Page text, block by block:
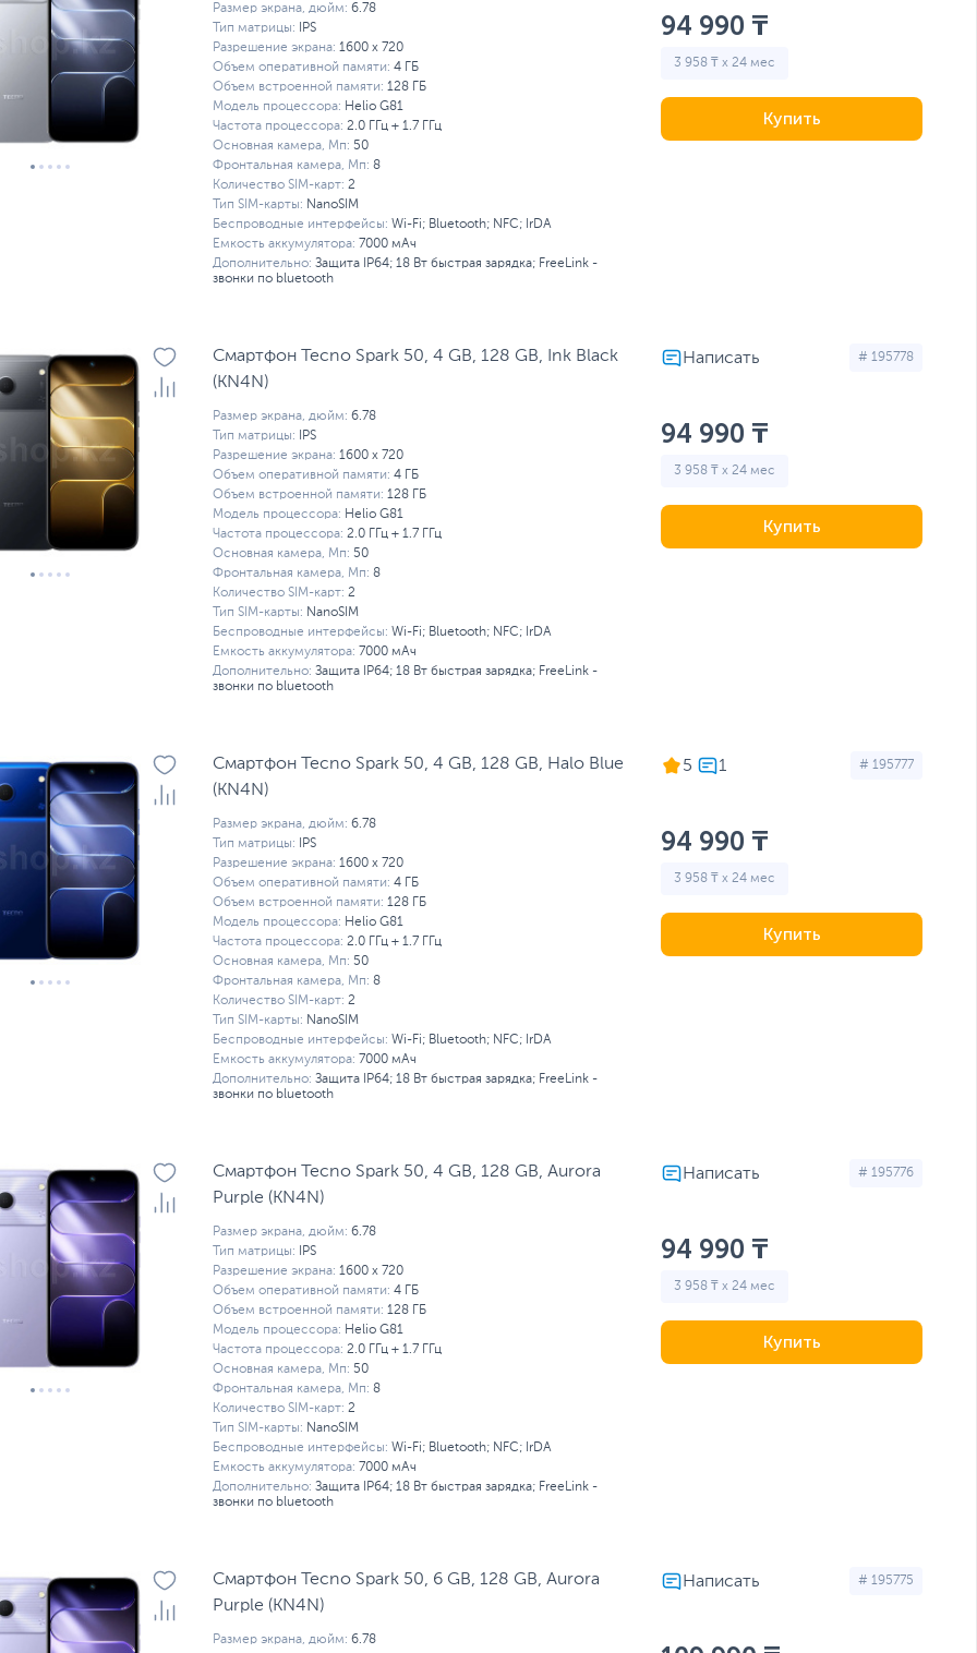
Размер экрана, дюйм: 6.78
Тип матрицы:
IPS
Разрешение экрана: 1600 x 720
Объем оперативной памяти: 4 ГБ
Объем встроенной памяти: 128 ГБ
Модель процессора: Helio G81
Частота процессора: 2.0 ГГц + 1.7 ГГц
Основная камера, Мп: 50
Фронтальная камера, Мп: 8
Количество SIM-карт: 2
Тип SIM-карты: NanoSIM
Беспроводные интерфейсы: Wi-Fi; Bluetooth; NFC; IrDA
Емкость аккумулятора: 7000 мАч
Дополнительно: Защита IP64; 18 Вт быстрая зарядка; FreeLink -
звонки по bluetooth
94 990 ₸
3 958 ₸ x 24 мес
Купить
Смартфон Tecno Spark 50, 4 GB, 128 GB, Ink Black
(KN4N)
Размер экрана, дюйм: 6.78
Тип матрицы:
IPS
Разрешение экрана: 1600 x 720
Объем оперативной памяти: 4 ГБ
Объем встроенной памяти: 128 ГБ
Модель процессора: Helio G81
Частота процессора: 2.0 ГГц + 1.7 ГГц
Основная камера, Мп: 50
Фронтальная камера, Мп: 8
Количество SIM-карт: 2
Тип SIM-карты: NanoSIM
Беспроводные интерфейсы: Wi-Fi; Bluetooth; NFC; IrDA
Емкость аккумулятора: 7000 мАч
Дополнительно: Защита IP64; 18 Вт быстрая зарядка; FreeLink -
звонки по bluetooth
# 195778
94 990 ₸
3 958 ₸ x 24 мес
Купить
Смартфон Tecno Spark 50, 4 GB, 128 GB, Halo Blue
(KN4N)
Размер экрана, дюйм: 6.78
Тип матрицы:
IPS
Разрешение экрана: 1600 x 720
Объем оперативной памяти: 4 ГБ
Объем встроенной памяти: 128 ГБ
Модель процессора: Helio G81
Частота процессора: 2.0 ГГц + 1.7 ГГц
Основная камера, Мп: 50
Фронтальная камера, Мп: 8
Количество SIM-карт: 2
Тип SIM-карты: NanoSIM
Беспроводные интерфейсы: Wi-Fi; Bluetooth; NFC; IrDA
Емкость аккумулятора: 7000 мАч
Дополнительно: Защита IP64; 18 Вт быстрая зарядка; FreeLink -
звонки по bluetooth
5 # 195777
94 990 ₸
3 958 ₸ x 24 мес
Купить
Смартфон Tecno Spark 50, 4 GB, 128 GB, Aurora
Purple (KN4N)
Размер экрана, дюйм: 6.78
Тип матрицы:
IPS
Разрешение экрана: 1600 x 720
Объем оперативной памяти: 4 ГБ
Объем встроенной памяти: 128 ГБ
Модель процессора: Helio G81
Частота процессора: 2.0 ГГц + 1.7 ГГц
Основная камера, Мп: 50
Фронтальная камера, Мп: 8
Количество SIM-карт: 2
Тип SIM-карты: NanoSIM
Беспроводные интерфейсы: Wi-Fi; Bluetooth; NFC; IrDA
Емкость аккумулятора: 7000 мАч
Дополнительно: Защита IP64; 18 Вт быстрая зарядка; FreeLink -
звонки по bluetooth
# 195776
94 990 ₸
3 958 ₸ x 24 мес
Купить
Смартфон Tecno Spark 50, 6 GB, 128 GB, Aurora
Purple (KN4N)
Размер экрана, дюйм: 6.78
# 195775